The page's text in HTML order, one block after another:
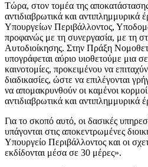
Τώρα, στον τομέα της
αντιδιαβρωτικά και αντιπλημμυρικά
Υπουργείων Περιβάλλοντος,
προφανώς με τη συνεργασία, με τη
Αυτοδιοίκησης. Στην Πράξη
υπογράφεται αύριο υιοθετούμε μια
καινοτομίες, προκειμένου να
διαδικασίες, ώστε να επιλέγονται
να απομακρυνθούν οι καμένοι κορμοί
αντιδιαβρωτικά και αντιπλημμυρικά
Για το σκοπό αυτό, οι δασικές
υπάγονται στις αποκεντρωμένες
Υπουργείο Περιβάλλοντος και οι
εκδίδονται μέσα σε 30 μέρες».